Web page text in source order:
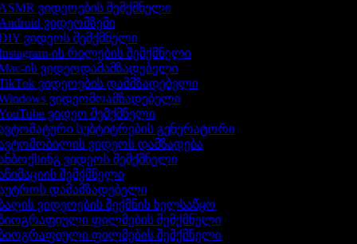
ვიდეოების შემქმნელი
ვიდეომზემი
ვიდეოს შემქმნელი
ის რილების შემქმნელი
ის ვიდეოდამამზადებელი
ვიდეოების დამმზადებელი
ვიდეომოამზადებელი
ვიდეო შემქმნელი
სუბტიტრების გენერატორი
ვიდეოს დამზადება
ვიდეოს შემქმნელი
შემქმნელი
დამამზადებელი
ვიდეოების შექმნის ხელსაწყო
ფილმების შემქმნელი
ფილმების შემქმნელი